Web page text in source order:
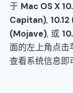
于 Mac OS X
Capitan),
(Mojave), 或
面的左上角点击
查看系统信息即